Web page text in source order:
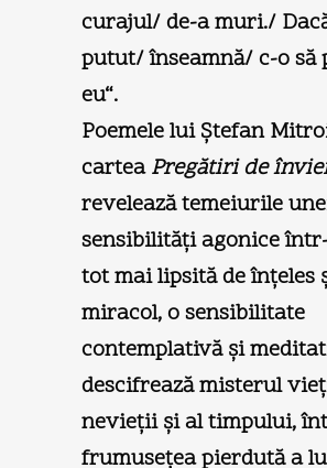
curajul/ de-a muri./
putut/ înseamnă/ c-o să
eu“.
Poemele lui Ştefan
carteaPregătiri de
revelează temeiurile
sensibilităţi agonice
tot mai lipsită de înţeles
miracol, o sensibilitate
contemplativă şi
descifrează misterul
nevieţii şi al timpului,
frumuseţea pierdută a